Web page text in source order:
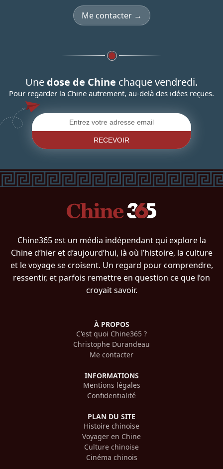
Me contacter →
Une dose de Chine chaque vendredi.
Pour regarder la Chine autrement, au-delà des idées reçues.
RECEVOIR
Chine365 est un média indépendant qui explore la
Chine d’hier et d’aujourd’hui, là où l’histoire, la culture
et le voyage se croisent. Un regard pour comprendre,
ressentir, et parfois remettre en question ce que l’on
croyait savoir.
À PROPOS
C'est quoi Chine365 ?
Christophe Durandeau
Me contacter
INFORMATIONS
Mentions légales
Confidentialité
PLAN DU SITE
Histoire chinoise
Voyager en Chine
Culture chinoise
Cinéma chinois